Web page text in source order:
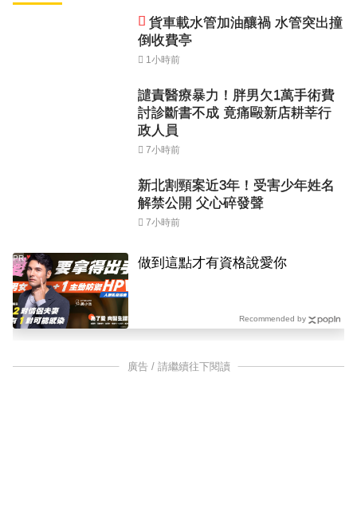
貨車載水管加油釀禍 水管突出撞
倒收費亭
1小時前
譴責醫療暴力！胖男欠1萬手術費
討診斷書不成 竟痛毆新店耕莘行
政人員
7小時前
新北割頸案近3年！受害少年姓名
解禁公開 父心碎發聲
7小時前
做到這點才有資格說愛你
PR
Recommended by
廣告 / 請繼續往下閱讀